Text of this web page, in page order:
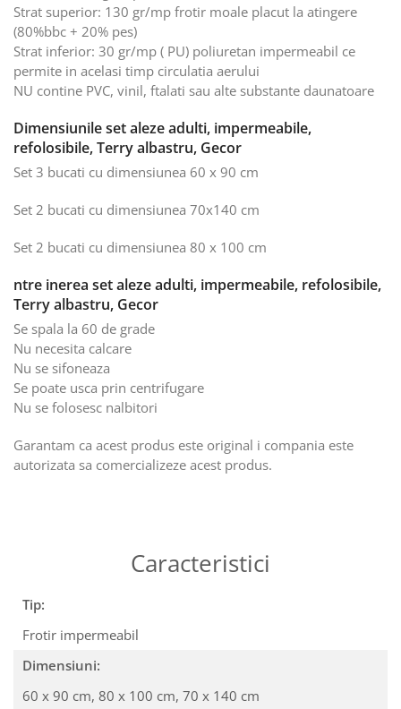
Strat superior: 130 gr/mp frotir moale placut la atingere
(80%bbc + 20% pes)
Strat inferior: 30 gr/mp ( PU) poliuretan impermeabil ce
permite in acelasi timp circulatia aerului
NU contine PVC, vinil, ftalati sau alte substante daunatoare
Dimensiunile set aleze adulti, impermeabile,
refolosibile, Terry albastru, Gecor
Set 3 bucati cu dimensiunea 60 x 90 cm
Set 2 bucati cu dimensiunea 70x140 cm
Set 2 bucati cu dimensiunea 80 x 100 cm
ntre inerea set aleze adulti, impermeabile, refolosibile,
Terry albastru, Gecor
Se spala la 60 de grade
Nu necesita calcare
Nu se sifoneaza
Se poate usca prin centrifugare
Nu se folosesc nalbitori
Garantam ca acest produs este original i compania este
autorizata sa comercializeze acest produs.
Caracteristici
Tip:
Frotir impermeabil
Dimensiuni:
60 x 90 cm, 80 x 100 cm, 70 x 140 cm